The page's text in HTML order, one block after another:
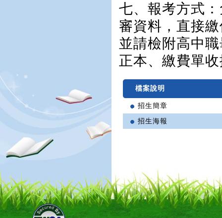
七、報考方式
審資料，直接
並請檢附高中
正本、繳費單
檔案說明
招生簡章
招生海報